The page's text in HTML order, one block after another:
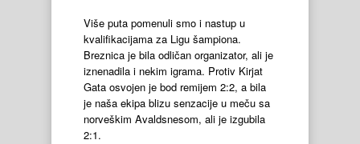
Više puta pomenuli smo i nastup u
kvalifikacijama za Ligu šampiona.
Breznica je bila odličan organizator, ali je
iznenadila i nekim igrama. Protiv Kirjat
Gata osvojen je bod remijem 2:2, a bila
je naša ekipa blizu senzacije u meču sa
norveškim Avaldsnesom, ali je izgubila
2:1.